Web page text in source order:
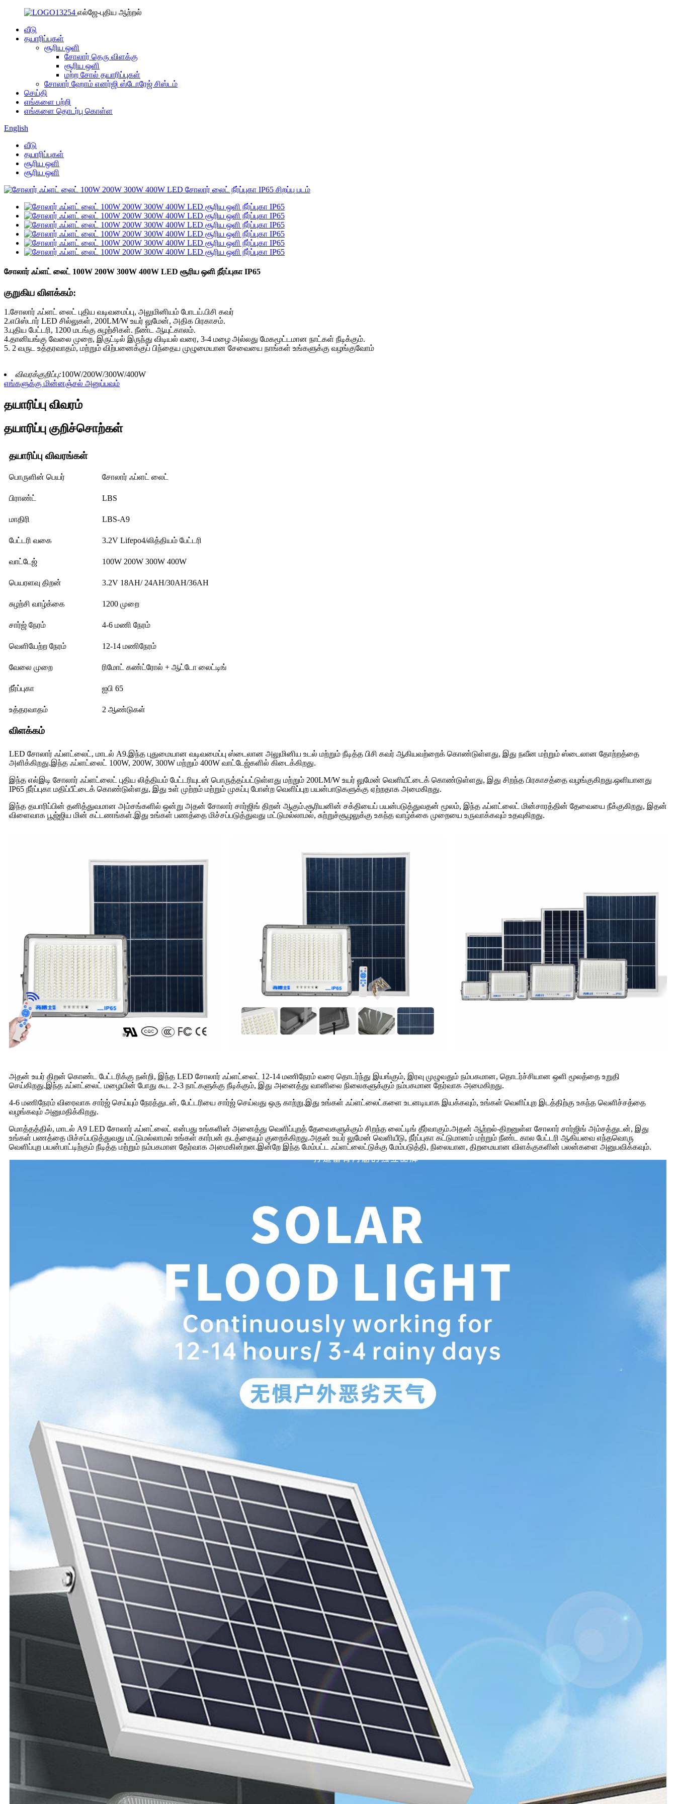
எல்ஜே-புதிய ஆற்றல்
வீடு
தயாரிப்புகள்
சூரிய ஒளி
சோலார் தெரு விளக்கு
சூரிய ஒளி
மற்ற சோல் தயாரிப்புகள்
சோலார் ஹோம் எனர்ஜி ஸ்டோரேஜ் சிஸ்டம்
செய்தி
எங்களை பற்றி
எங்களை தொடர்பு கொள்ள
English
வீடு
தயாரிப்புகள்
சூரிய ஒளி
சூரிய ஒளி
சோலார் ஃப்ளட் லைட் 100W 200W 300W 400W LED சூரிய ஒளி நீர்ப்புகா IP65
குறுகிய விளக்கம்:
1.சோலார் ஃப்ளட் லைட் புதிய வடிவமைப்பு, அலுமினியம் போடய்.பிசி கவர்
2.எபிஸ்டார் LED சில்லுகள், 200LM/W உயர் லுமேன், அதிக பிரகாசம்.
3.புதிய பேட்டரி, 1200 மடங்கு சுழற்சிகள். நீண்ட ஆயுட்காலம்.
4.தானியங்கு வேலை முறை, இருட்டில் இருந்து விடியல் வரை, 3-4 மழை அல்லது மேகமூட்டமான நாட்கள் நீடிக்கும்.
5. 2 வருட உத்தரவாதம், மற்றும் விற்பனைக்குப் பிந்தைய முழுமையான சேவையை நாங்கள் உங்களுக்கு வழங்குவோம்
விவரக்குறிப்பு:100W/200W/300W/400W
எங்களுக்கு மின்னஞ்சல் அனுப்பவும்
தயாரிப்பு விவரம்
தயாரிப்பு குறிச்சொற்கள்
தயாரிப்பு விவரங்கள்
பொருளின் பெயர் சோலார் ஃப்ளட் லைட்
பிராண்ட் LBS
மாதிரி LBS-A9
பேட்டரி வகை 3.2V Lifepo4/லித்தியம் பேட்டரி
வாட்டேஜ் 100W 200W 300W 400W
பெயரளவு திறன் 3.2V 18AH/ 24AH/30AH/36AH
சுழற்சி வாழ்க்கை 1200 முறை
சார்ஜ் நேரம் 4-6 மணி நேரம்
வெளியேற்ற நேரம் 12-14 மணிநேரம்
வேலை முறை ரிமோட் கண்ட்ரோல் + ஆட்டோ லைட்டிங்
நீர்ப்புகா ஐபி 65
உத்தரவாதம் 2 ஆண்டுகள்
விளக்கம்
LED சோலார் ஃப்ளட்லைட், மாடல் A9.இந்த புதுமையான வடிவமைப்பு ஸ்டைலான அலுமினிய உடல் மற்றும் நீடித்த பிசி கவர் ஆகியவற்றைக் கொண்டுள்ளது, இது நவீன மற்றும் ஸ்டைலான தோற்றத்தை
அளிக்கிறது.இந்த ஃப்ளட்லைட் 100W, 200W, 300W மற்றும் 400W வாட்டேஜ்களில் கிடைக்கிறது.
இந்த எல்இடி சோலார் ஃப்ளட்லைட் புதிய லித்தியம் பேட்டரியுடன் பொருத்தப்பட்டுள்ளது மற்றும் 200LM/W உயர் லுமேன் வெளியீட்டைக் கொண்டுள்ளது, இது சிறந்த பிரகாசத்தை வழங்குகிறது.ஒளியானது
IP65 நீர்ப்புகா மதிப்பீட்டைக் கொண்டுள்ளது, இது உள் முற்றம் மற்றும் முகப்பு போன்ற வெளிப்புற பயன்பாடுகளுக்கு ஏற்றதாக அமைகிறது.
இந்த தயாரிப்பின் தனித்துவமான அம்சங்களில் ஒன்று அதன் சோலார் சார்ஜிங் திறன் ஆகும்.சூரியனின் சக்தியைப் பயன்படுத்துவதன் மூலம், இந்த ஃப்ளட்லைட் மின்சாரத்தின் தேவையை நீக்குகிறது, இதன்
விளைவாக பூஜ்ஜிய மின் கட்டணங்கள்.இது உங்கள் பணத்தை மிச்சப்படுத்துவது மட்டுமல்லாமல், சுற்றுச்சூழலுக்கு உகந்த வாழ்க்கை முறையை உருவாக்கவும் உதவுகிறது.
அதன் உயர் திறன் கொண்ட பேட்டரிக்கு நன்றி, இந்த LED சோலார் ஃப்ளட்லைட் 12-14 மணிநேரம் வரை தொடர்ந்து இயங்கும், இரவு முழுவதும் நம்பகமான, தொடர்ச்சியான ஒளி மூலத்தை உறுதி
செய்கிறது.இந்த ஃப்ளட்லைட் மழையின் போது கூட 2-3 நாட்களுக்கு நீடிக்கும், இது அனைத்து வானிலை நிலைகளுக்கும் நம்பகமான தேர்வாக அமைகிறது.
4-6 மணிநேரம் விரைவாக சார்ஜ் செய்யும் நேரத்துடன், பேட்டரியை சார்ஜ் செய்வது ஒரு காற்று.இது உங்கள் ஃப்ளட்லைட்களை உடனடியாக இயக்கவும், உங்கள் வெளிப்புற இடத்திற்கு உகந்த வெளிச்சத்தை
வழங்கவும் அனுமதிக்கிறது.
மொத்தத்தில், மாடல் A9 LED சோலார் ஃப்ளட்லைட் என்பது உங்களின் அனைத்து வெளிப்புறத் தேவைகளுக்கும் சிறந்த லைட்டிங் தீர்வாகும்.அதன் ஆற்றல்-திறனுள்ள சோலார் சார்ஜிங் அம்சத்துடன், இது
உங்கள் பணத்தை மிச்சப்படுத்துவது மட்டுமல்லாமல் உங்கள் கார்பன் தடத்தையும் குறைக்கிறது.அதன் உயர் லுமேன் வெளியீடு, நீர்ப்புகா கட்டுமானம் மற்றும் நீண்ட கால பேட்டரி ஆகியவை எந்தவொரு
வெளிப்புற பயன்பாட்டிற்கும் நீடித்த மற்றும் நம்பகமான தேர்வாக அமைகின்றன.இன்றே இந்த மேம்பட்ட ஃப்ளட்லைட்டுக்கு மேம்படுத்தி, நிலையான, திறமையான விளக்குகளின் பலன்களை அனுபவிக்கவும்.